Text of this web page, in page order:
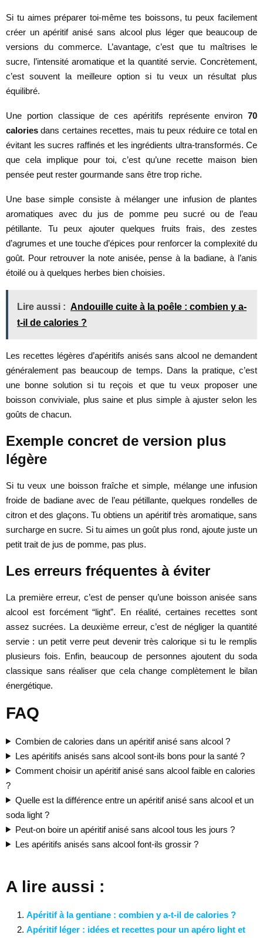
Si tu aimes préparer toi-même tes boissons, tu peux facilement
créer un apéritif anisé sans alcool plus léger que beaucoup de
versions du commerce. L’avantage, c’est que tu maîtrises le
sucre, l’intensité aromatique et la quantité servie. Concrètement,
c’est souvent la meilleure option si tu veux un résultat plus
équilibré.
Une portion classique de ces apéritifs représente environ 70
calories dans certaines recettes, mais tu peux réduire ce total en
évitant les sucres raffinés et les ingrédients ultra-transformés. Ce
que cela implique pour toi, c’est qu’une recette maison bien
pensée peut rester gourmande sans être trop riche.
Une base simple consiste à mélanger une infusion de plantes
aromatiques avec du jus de pomme peu sucré ou de l’eau
pétillante. Tu peux ajouter quelques fruits frais, des zestes
d’agrumes et une touche d’épices pour renforcer la complexité du
goût. Pour retrouver la note anisée, pense à la badiane, à l’anis
étoilé ou à quelques herbes bien choisies.
Lire aussi : Andouille cuite à la poêle : combien y a-
t-il de calories ?
Les recettes légères d’apéritifs anisés sans alcool ne demandent
généralement pas beaucoup de temps. Dans la pratique, c’est
une bonne solution si tu reçois et que tu veux proposer une
boisson conviviale, plus saine et plus simple à ajuster selon les
goûts de chacun.
Exemple concret de version plus
légère
Si tu veux une boisson fraîche et simple, mélange une infusion
froide de badiane avec de l’eau pétillante, quelques rondelles de
citron et des glaçons. Tu obtiens un apéritif très aromatique, sans
surcharge en sucre. Si tu aimes un goût plus rond, ajoute juste un
petit trait de jus de pomme, pas plus.
Les erreurs fréquentes à éviter
La première erreur, c’est de penser qu’une boisson anisée sans
alcool est forcément “light”. En réalité, certaines recettes sont
assez sucrées. La deuxième erreur, c’est de négliger la quantité
servie : un petit verre peut devenir très calorique si tu le remplis
plusieurs fois. Enfin, beaucoup de personnes ajoutent du soda
classique sans réaliser que cela change complètement le bilan
énergétique.
FAQ
Combien de calories dans un apéritif anisé sans alcool ?
Les apéritifs anisés sans alcool sont-ils bons pour la santé ?
Comment choisir un apéritif anisé sans alcool faible en calories
?
Quelle est la différence entre un apéritif anisé sans alcool et un
soda light ?
Peut-on boire un apéritif anisé sans alcool tous les jours ?
Les apéritifs anisés sans alcool font-ils grossir ?
A lire aussi :
Apéritif à la gentiane : combien y a-t-il de calories ?
Apéritif léger : idées et recettes pour un apéro light et